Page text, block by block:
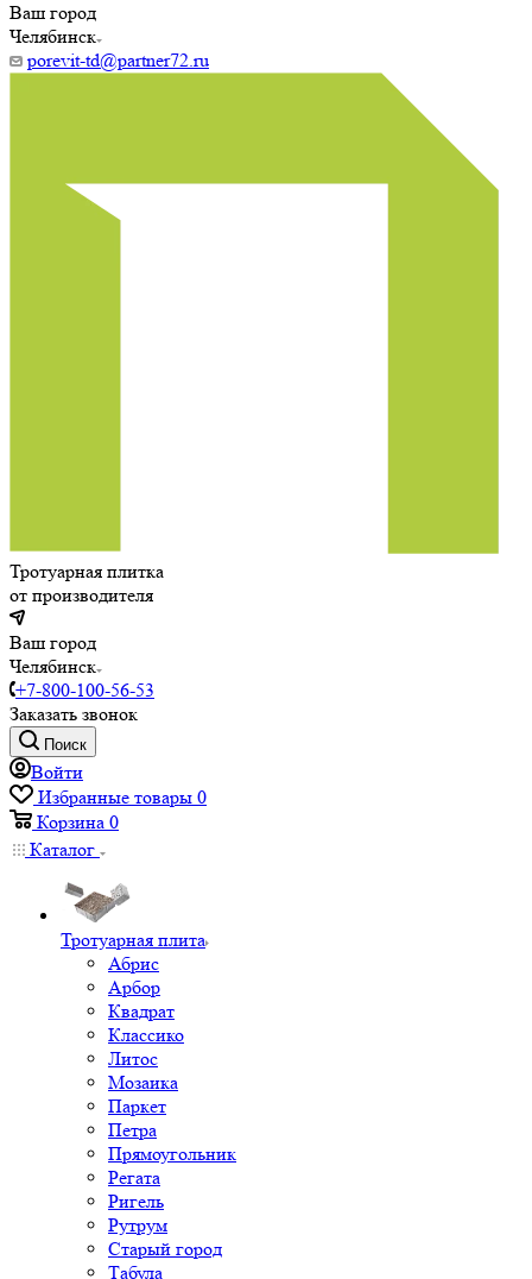
Ваш город
Челябинск
porevit-td@partner72.ru
Тротуарная плитка
от производителя
Ваш город
Челябинск
+7-800-100-56-53
Заказать звонок
Поиск
Войти
Избранные товары 0
Корзина 0
Каталог
Тротуарная плита
Абрис
Арбор
Квадрат
Классико
Литос
Мозаика
Паркет
Петра
Прямоугольник
Регата
Ригель
Рутрум
Старый город
Табула